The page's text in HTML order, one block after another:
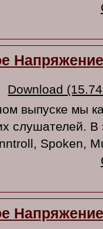
Download
выпуске мы
слушателей.
Spoken,